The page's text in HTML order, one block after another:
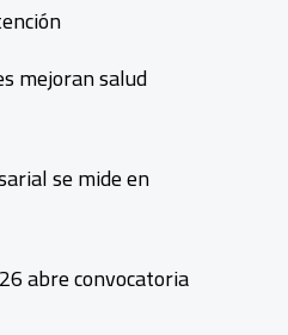
mejoran salud
se mide en
abre convocatoria